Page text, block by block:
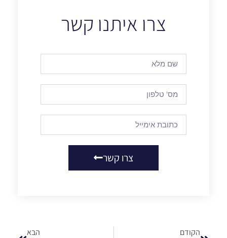
צרו איתנו קשר
צרו קשר
הקודם הבא